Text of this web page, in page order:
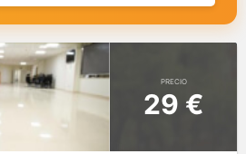
PRECIO
29 €